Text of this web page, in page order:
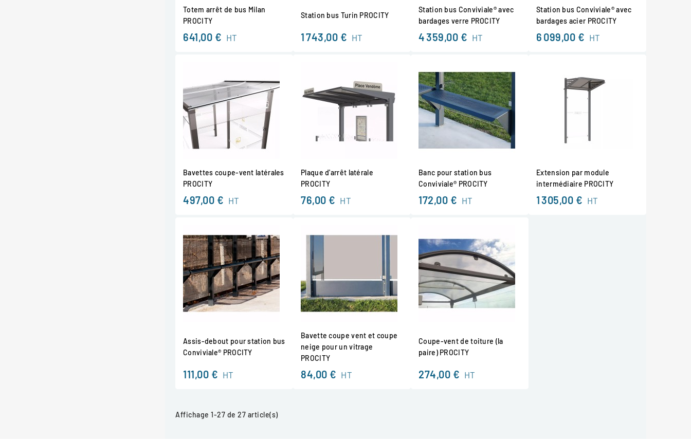
Totem arrêt de bus Milan
PROCITY
641,00 € HT
Station bus Turin PROCITY
1 743,00 € HT
Station bus Conviviale® avec
bardages verre PROCITY
4 359,00 € HT
Station bus Conviviale® avec
bardages acier PROCITY
6 099,00 € HT
Bavettes coupe-vent latérales
PROCITY
497,00 € HT
Plaque d'arrêt latérale
PROCITY
76,00 € HT
Banc pour station bus
Conviviale® PROCITY
172,00 € HT
Extension par module
intermédiaire PROCITY
1 305,00 € HT
Assis-debout pour station bus
Conviviale® PROCITY
111,00 € HT
Bavette coupe vent et coupe
neige pour un vitrage
PROCITY
84,00 € HT
Coupe-vent de toiture (la
paire) PROCITY
274,00 € HT
Affichage 1-27 de 27 article(s)